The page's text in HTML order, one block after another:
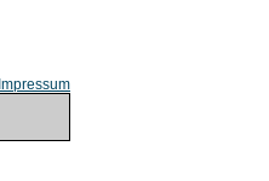
Impressum